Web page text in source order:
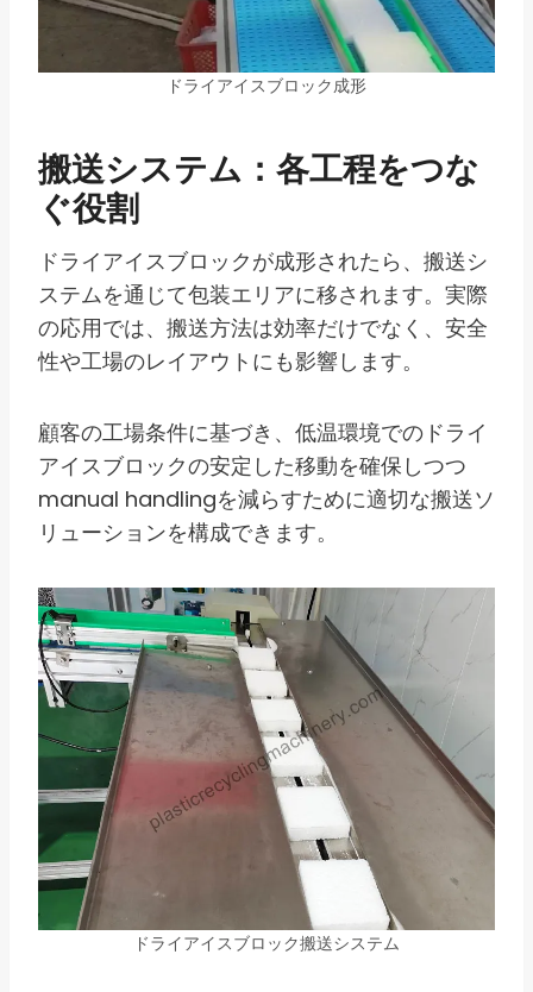
ドライアイスブロック成形
搬送システム：各工程をつな
ぐ役割
ドライアイスブロックが成形されたら、搬送シ
ステムを通じて包装エリアに移されます。実際
の応用では、搬送方法は効率だけでなく、安全
性や工場のレイアウトにも影響します。
顧客の工場条件に基づき、低温環境でのドライ
アイスブロックの安定した移動を確保しつつ
manual handlingを減らすために適切な搬送ソ
リューションを構成できます。
ドライアイスブロック搬送システム